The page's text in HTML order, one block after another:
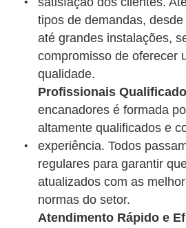
tipos de demandas,
até grandes instalações,
compromisso de oferecer
qualidade.
Profissionais
encanadores é formada
altamente qualificados e
experiência. Todos
regulares para garantir
atualizados com as
normas do setor.
Atendimento Rápido e